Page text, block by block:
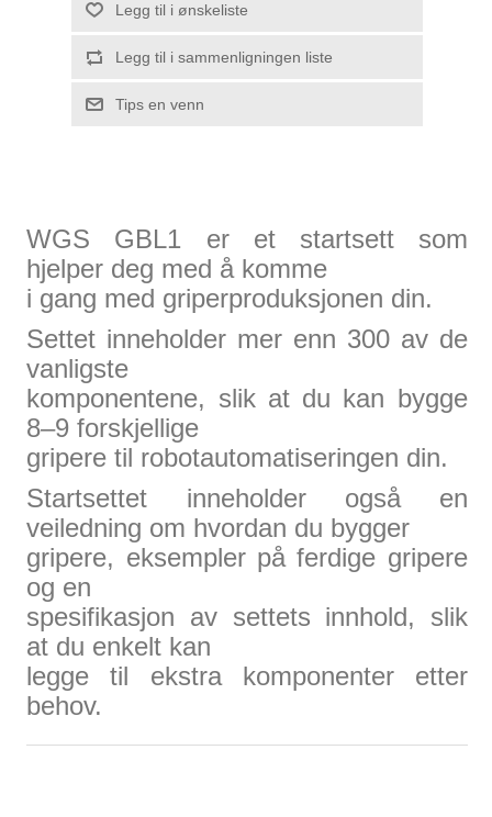
Legg til i ønskeliste
Legg til i sammenligningen liste
Tips en venn
WGS GBL1 er et startsett som
hjelper deg med å komme
i gang med griperproduksjonen din.
Settet inneholder mer enn 300 av de
vanligste
komponentene, slik at du kan bygge
8–9 forskjellige
gripere til robotautomatiseringen din.
Startsettet inneholder også en
veiledning om hvordan du bygger
gripere, eksempler på ferdige gripere
og en
spesifikasjon av settets innhold, slik
at du enkelt kan
legge til ekstra komponenter etter
behov.